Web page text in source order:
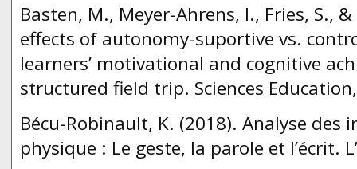
Basten, M., Meyer-Ahrens, I., Fries, S.,
effects of autonomy-suportive vs.
learners’ motivational and cognitive
structured field trip. Sciences
Bécu-Robinault, K. (2018). Analyse des
physique : Le geste, la parole et l’écrit.